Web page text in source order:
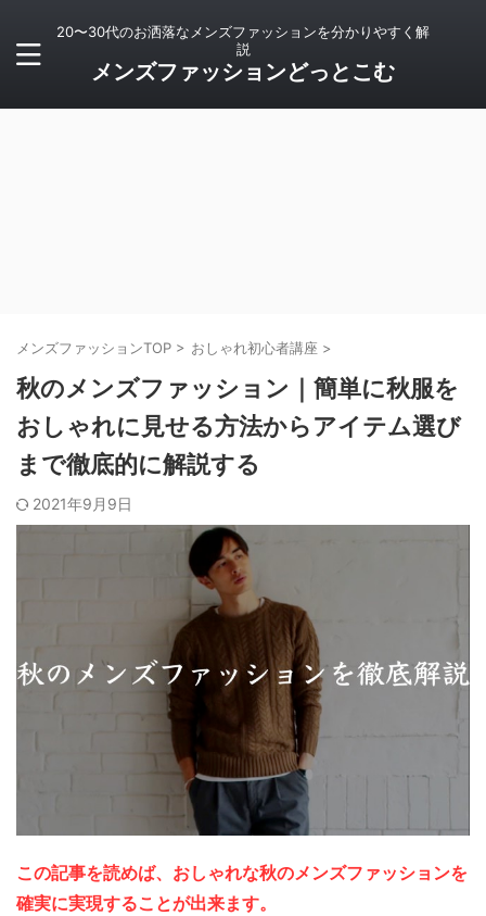
20〜30代のお洒落なメンズファッションを分かりやすく解
説
メンズファッションどっとこむ
メンズファッションTOP > おしゃれ初心者講座 >
秋のメンズファッション｜簡単に秋服を
おしゃれに見せる方法からアイテム選び
まで徹底的に解説する
2021年9月9日
この記事を読めば、おしゃれな秋のメンズファッションを
確実に実現することが出来ます。